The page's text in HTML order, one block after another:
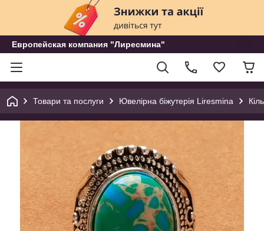
Европейская компания "Лиресмина"
Товари та послуги Ювелірна біжутерія Liresmina